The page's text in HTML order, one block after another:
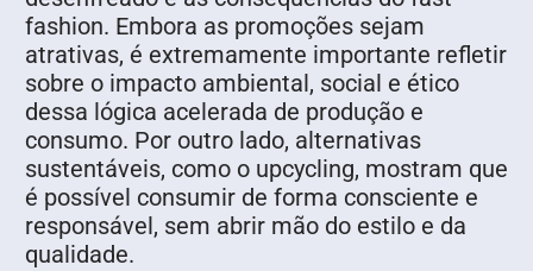
fashion. Embora as promoções sejam
atrativas, é extremamente importante refletir
sobre o impacto ambiental, social e ético
dessa lógica acelerada de produção e
consumo. Por outro lado, alternativas
sustentáveis, como o upcycling, mostram que
é possível consumir de forma consciente e
responsável, sem abrir mão do estilo e da
qualidade.